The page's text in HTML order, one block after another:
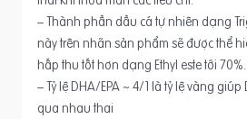
– Thành phần dầu cá tự nhiên dạng
này trên nhãn sản phẩm sẽ được thể
hấp thu tốt hơn dạng Ethyl este tới 70%.
– Tỷ lệ DHA/EPA ~ 4/1 là tỷ lệ vàng
qua nhau thai